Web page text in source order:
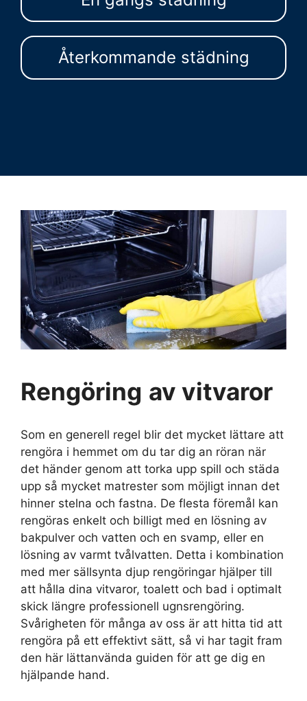
Återkommande städning
Rengöring av vitvaror
Som en generell regel blir det mycket lättare att
rengöra i hemmet om du tar dig an röran när
det händer genom att torka upp spill och städa
upp så mycket matrester som möjligt innan det
hinner stelna och fastna. De flesta föremål kan
rengöras enkelt och billigt med en lösning av
bakpulver och vatten och en svamp, eller en
lösning av varmt tvålvatten. Detta i kombination
med mer sällsynta djup rengöringar hjälper till
att hålla dina vitvaror, toalett och bad i optimalt
skick längre professionell ugnsrengöring.
Svårigheten för många av oss är att hitta tid att
rengöra på ett effektivt sätt, så vi har tagit fram
den här lättanvända guiden för att ge dig en
hjälpande hand.